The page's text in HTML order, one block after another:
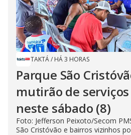
TAKTÁ/ HÁ 3 HORAS
Parque São
mutirão de
neste sábado (8)
Foto: Jefferson Peixoto/Secom
São Cristóvão e bairros vizinhos